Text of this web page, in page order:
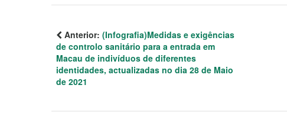
Anterior: (Infografia)Medidas e exigências
de controlo sanitário para a entrada em
Macau de indivíduos de diferentes
identidades, actualizadas no dia 28 de Maio
de 2021